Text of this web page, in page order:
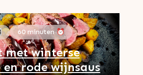
60 minuten ⏰
met winterse
rode wijnsaus